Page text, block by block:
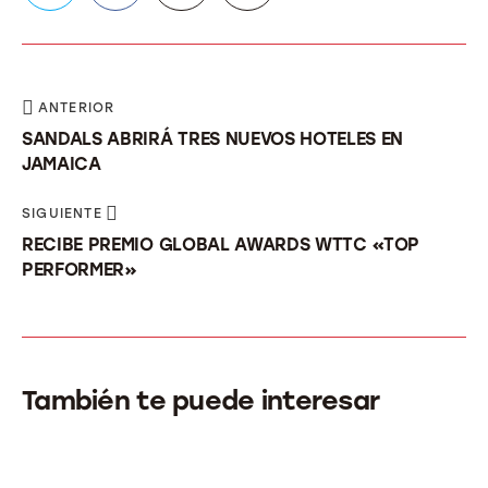
ANTERIOR
SANDALS ABRIRÁ TRES NUEVOS HOTELES EN
JAMAICA
SIGUIENTE
RECIBE PREMIO GLOBAL AWARDS WTTC «TOP
PERFORMER»
También te puede interesar